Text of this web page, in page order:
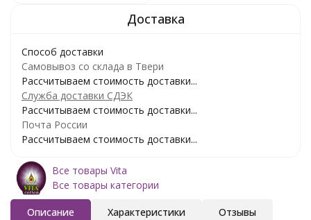
Способ доставки
Самовывоз со склада в Твери
Рассчитываем стоимость доставки...
Служба доставки СДЭК
Рассчитываем стоимость доставки...
Почта России
Рассчитываем стоимость доставки...
Все товары Vita
Все товары категории
Описание Характеристики Отзывы